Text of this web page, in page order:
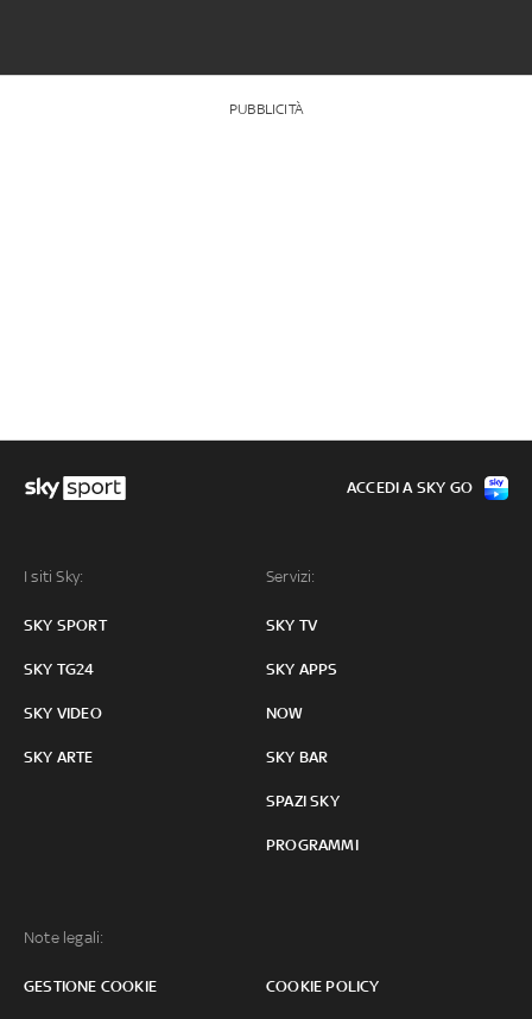
PUBBLICITÀ
I siti Sky:
SKY SPORT
SKY TG24
SKY VIDEO
SKY ARTE
Servizi:
SKY TV
SKY APPS
NOW
SKY BAR
SPAZI SKY
PROGRAMMI
Note legali:
GESTIONE COOKIE COOKIE POLICY
ACCEDI A SKY GO